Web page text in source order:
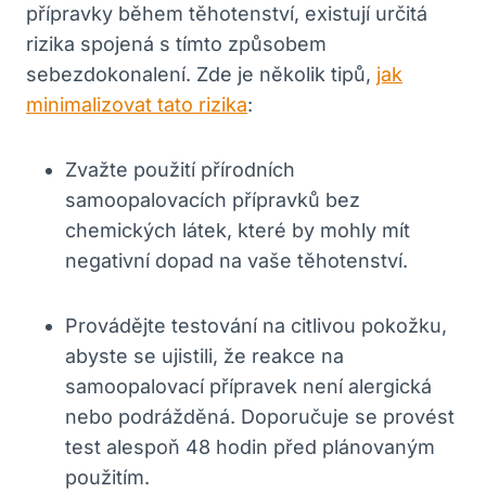
přípravky během těhotenství, existují určitá
rizika spojená s tímto způsobem
sebezdokonalení. Zde je několik tipů, jak
minimalizovat tato rizika:
Zvažte použití přírodních
samoopalovacích přípravků bez
chemických látek, které by mohly mít
negativní dopad na vaše těhotenství.
Provádějte testování na citlivou pokožku,
abyste se ujistili, že reakce na
samoopalovací přípravek není alergická
nebo podrážděná. Doporučuje se provést
test alespoň 48 hodin před plánovaným
použitím.